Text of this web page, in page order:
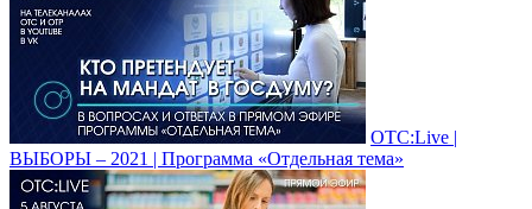
ОТС:Live |
ВЫБОРЫ – 2021 | Программа «Отдельная тема»